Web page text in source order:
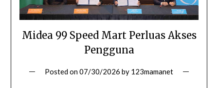
Midea 99 Speed Mart Perluas Akses
Pengguna
Posted on07/30/2026 by 123mamanet